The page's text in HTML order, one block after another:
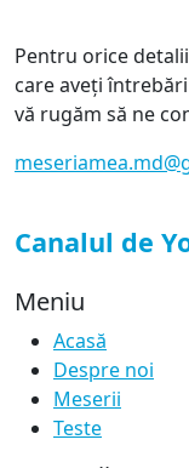
Pentru orice
care aveți
vă rugăm să ne
Canalul de
Meniu
Acasă
Despre noi
Meserii
Teste